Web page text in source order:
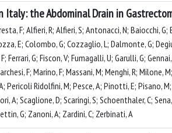
the Abdominal Drain in
F; Alfieri, R; Alfieri, S; Antonacci, N; Baiocchi,
E; Colombo, G; Cozzaglio, L; Dalmonte, G;
Ferrari, G; Fiscon, V; Fumagalli, U; Garulli, G;
F; Marino, F; Massani, M; Menghi, R;
Ridolfini, M; Pesce, A; Pinotti, E; Pisano,
A; Scaglione, D; Scaringi, S; Schoenthaler, C;
G; Zanoni, A; Zardini, C; Zerbinati, A